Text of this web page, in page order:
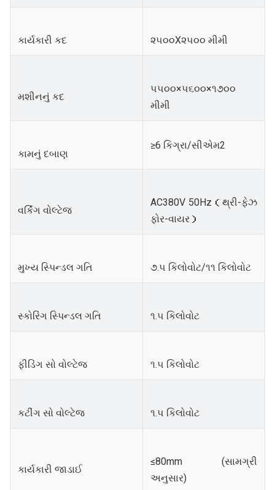
કાર્યકારી કદ ૨૫૦૦X૨૫૦૦ મીમી
મશીનનું કદ
૫૫૦૦×૫૬૦૦×૧૭૦૦
મીમી
કામનું દબાણ
≥6 કિગ્રા/સીએમ2
વર્કિંગ વોલ્ટેજ
AC380V 50Hz（થ્રી-ફેઝ
ફોર-વાયર）
મુખ્ય સ્પિન્ડલ ગતિ ૭.૫ કિલોવોટ/૧૧ કિલોવોટ
સ્કોરિંગ સ્પિન્ડલ ગતિ ૧.૫ કિલોવોટ
ફીડિંગ સો વોલ્ટેજ ૧.૫ કિલોવોટ
કટીંગ સો વોલ્ટેજ ૧.૫ કિલોવોટ
કાર્યકારી જાડાઈ
≤80mm (સામગ્રી
અનુસાર)